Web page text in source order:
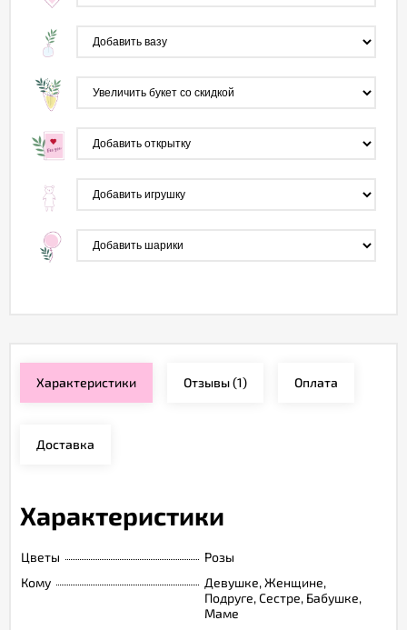
Характеристики Отзывы(1) Оплата
Доставка
Характеристики
Цветы
Розы
Кому
Девушке, Женщине,
Подруге, Сестре, Бабушке,
Маме